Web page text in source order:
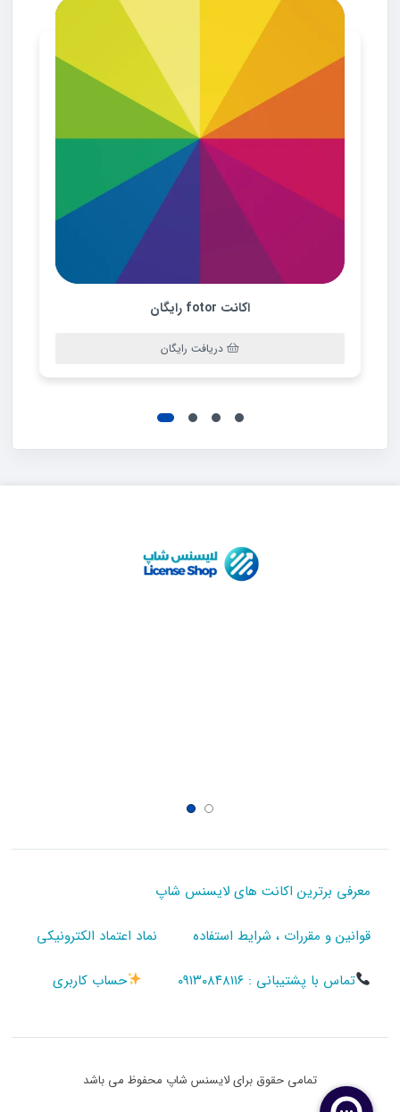
اکانت fotor رایگان
دریافت رایگان
معرفی برترین اکانت های لایسنس شاپ
قوانین و مقررات ، شرایط استفاده نماد اعتماد الکترونیکی
تماس با پشتیبانی : ۰۹۱۳۰۸۴۸۱۱۶ حساب کاربری
تمامی حقوق برای لایسنس شاپ محفوظ می باشد